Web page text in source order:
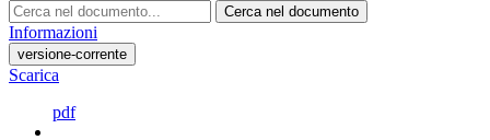
Cerca nel documento
Informazioni
versione-corrente
Scarica
pdf